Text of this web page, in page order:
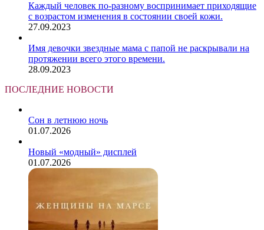
Каждый человек по-разному воспринимает приходящие
с возрастом изменения в состоянии своей кожи.
27.09.2023
Имя девочки звездные мама с папой не раскрывали на
протяжении всего этого времени.
28.09.2023
ПОСЛЕДНИЕ НОВОСТИ
Сон в летнюю ночь
01.07.2026
Новый «модный» дисплей
01.07.2026